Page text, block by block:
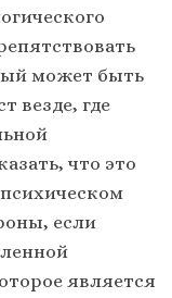
может быть
везде, где
что это
если
является